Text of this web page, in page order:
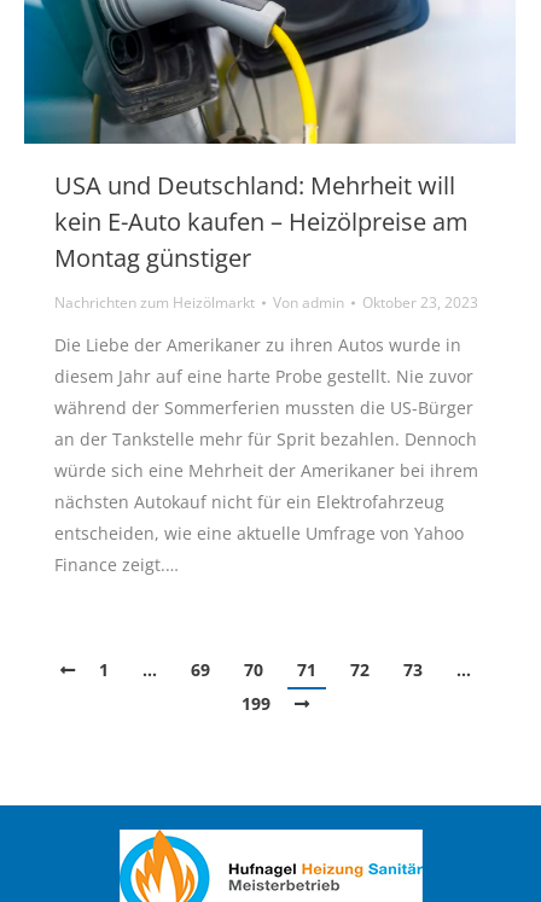
USA und Deutschland: Mehrheit will
kein E-Auto kaufen – Heizölpreise am
Montag günstiger
Nachrichten zum Heizölmarkt Vonadmin Oktober 23, 2023
Die Liebe der Amerikaner zu ihren Autos wurde in
diesem Jahr auf eine harte Probe gestellt. Nie zuvor
während der Sommerferien mussten die US-Bürger
an der Tankstelle mehr für Sprit bezahlen. Dennoch
würde sich eine Mehrheit der Amerikaner bei ihrem
nächsten Autokauf nicht für ein Elektrofahrzeug
entscheiden, wie eine aktuelle Umfrage von Yahoo
Finance zeigt.…
1 … 69 70 71 72 73
…
199